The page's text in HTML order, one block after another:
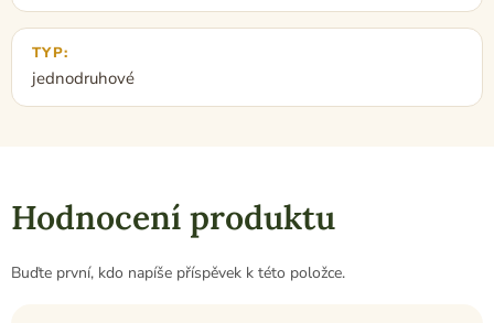
TYP:
jednodruhové
Hodnocení produktu
Buďte první, kdo napíše příspěvek k této položce.